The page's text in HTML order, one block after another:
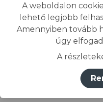
Kezdőlap
Összes termék
Lábvédelem
BASE Paddle
A weboldalon
lehető legjobb
Amennyiben tovább
úgy
A